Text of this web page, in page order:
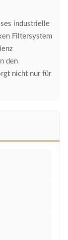
industrielle
Filtersystem
den
nicht nur für